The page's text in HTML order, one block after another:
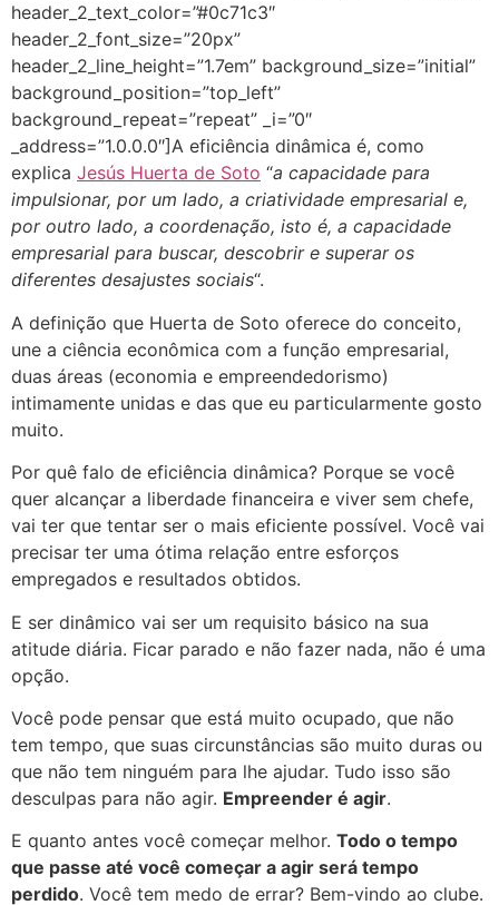
header_2_text_color=”#0c71c3″
header_2_font_size=”20px”
header_2_line_height=”1.7em” background_size=”initial”
background_position=”top_left”
background_repeat=”repeat” _i=”0″
_address=”1.0.0.0″]A eficiência dinâmica é, como
explica Jesús Huerta de Soto “a capacidade para
impulsionar, por um lado, a criatividade empresarial e,
por outro lado, a coordenação, isto é, a capacidade
empresarial para buscar, descobrir e superar os
diferentes desajustes sociais“.
A definição que Huerta de Soto oferece do conceito,
une a ciência econômica com a função empresarial,
duas áreas (economia e empreendedorismo)
intimamente unidas e das que eu particularmente gosto
muito.
Por quê falo de eficiência dinâmica? Porque se você
quer alcançar a liberdade financeira e viver sem chefe,
vai ter que tentar ser o mais eficiente possível. Você vai
precisar ter uma ótima relação entre esforços
empregados e resultados obtidos.
E ser dinâmico vai ser um requisito básico na sua
atitude diária. Ficar parado e não fazer nada, não é uma
opção.
Você pode pensar que está muito ocupado, que não
tem tempo, que suas circunstâncias são muito duras ou
que não tem ninguém para lhe ajudar. Tudo isso são
desculpas para não agir. Empreender é agir.
E quanto antes você começar melhor. Todo o tempo
que passe até você começar a agir será tempo
perdido. Você tem medo de errar? Bem-vindo ao clube.